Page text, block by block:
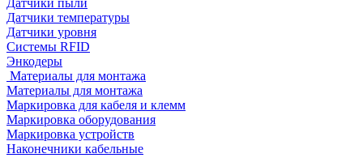
Датчики пыли
Датчики температуры
Датчики уровня
Системы RFID
Энкодеры
Материалы для монтажа
Материалы для монтажа
Маркировка для кабеля и клемм
Маркировка оборудования
Маркировка устройств
Наконечники кабельные